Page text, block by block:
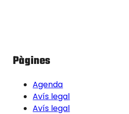
Pàgines
Agenda
Avís legal
Avís legal